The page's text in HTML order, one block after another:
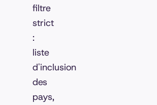
filtre
strict
:
liste
d'inclusion
des
pays,